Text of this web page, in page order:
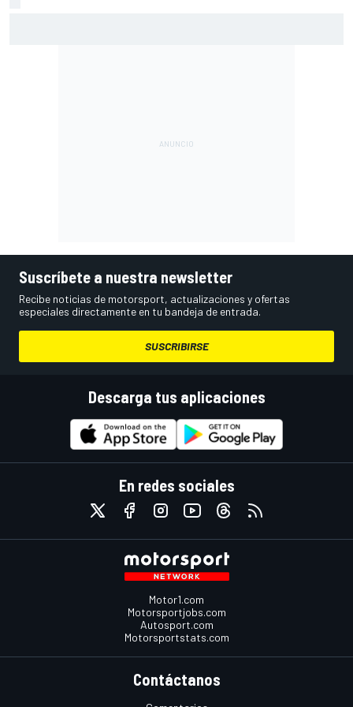
Suscríbete a nuestra newsletter
Recibe noticias de motorsport, actualizaciones y ofertas
especiales directamente en tu bandeja de entrada.
SUSCRIBIRSE
Descarga tus aplicaciones
En redes sociales
Motor1.com
Motorsportjobs.com
Autosport.com
Motorsportstats.com
Contáctanos